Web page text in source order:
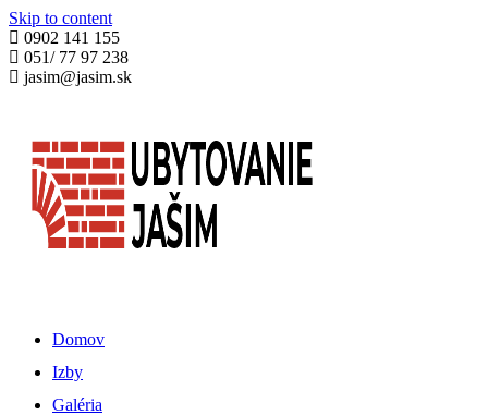
Skip to content
0902 141 155
051/ 77 97 238
jasim@jasim.sk
Domov
Izby
Galéria